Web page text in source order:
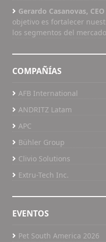
Gerardo Casanovas,
objetivo es fortalecer
los segmentos del
COMPAÑÍAS
AFB International
ANDRITZ Latam
APC
Bühler Group
Clivio Solutions
Extru-Tech Inc.
EVENTOS
Pet South America 2026